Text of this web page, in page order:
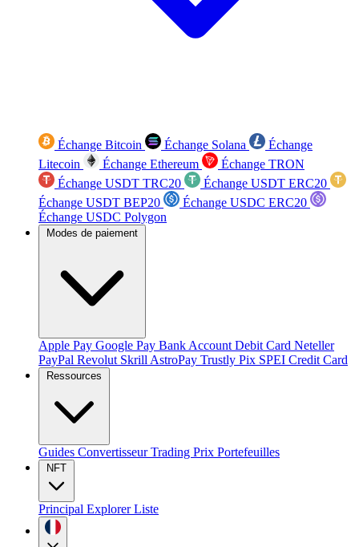
Échange Bitcoin Échange Solana
Échange
Litecoin
Échange Ethereum
Échange TRON
Échange USDT TRC20
Échange USDT ERC20
Échange USDT BEP20
Échange USDC ERC20
Échange USDC Polygon
Modes de paiement
Apple Pay Google Pay Bank Account Debit Card Neteller
PayPal Revolut Skrill AstroPay Trustly Pix SPEI Credit Card
Ressources
Guides ConvertisseurTrading Prix Portefeuilles
NFT
Principal ExplorerListe